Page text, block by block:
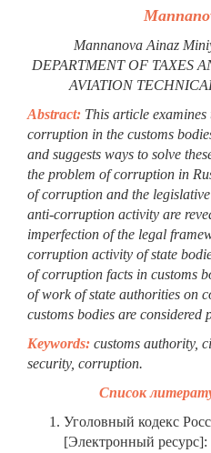
Mannanova Ainaz
DEPARTMENT OF TAXES
AVIATION
Abstract: This article
corruption in the customs
and suggests ways to solve
the problem of corruption in
of corruption and the
anti-corruption activity are
imperfection of the legal
corruption activity of state
of corruption facts in customs
of work of state authorities on
customs bodies are considered
Keywords: customs authority,
security, corruption.
Список
Уголовный кодекс
[Электронный